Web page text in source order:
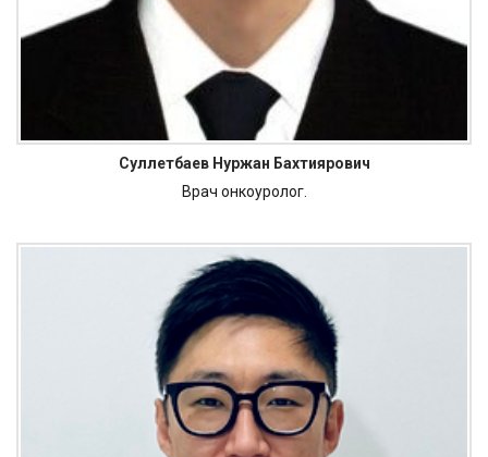
Суллетбаев Нуржан Бахтиярович
Врач онкоуролог.